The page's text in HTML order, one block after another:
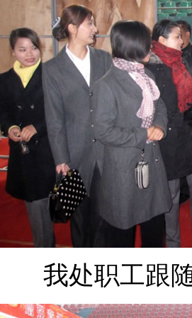
我处职工跟